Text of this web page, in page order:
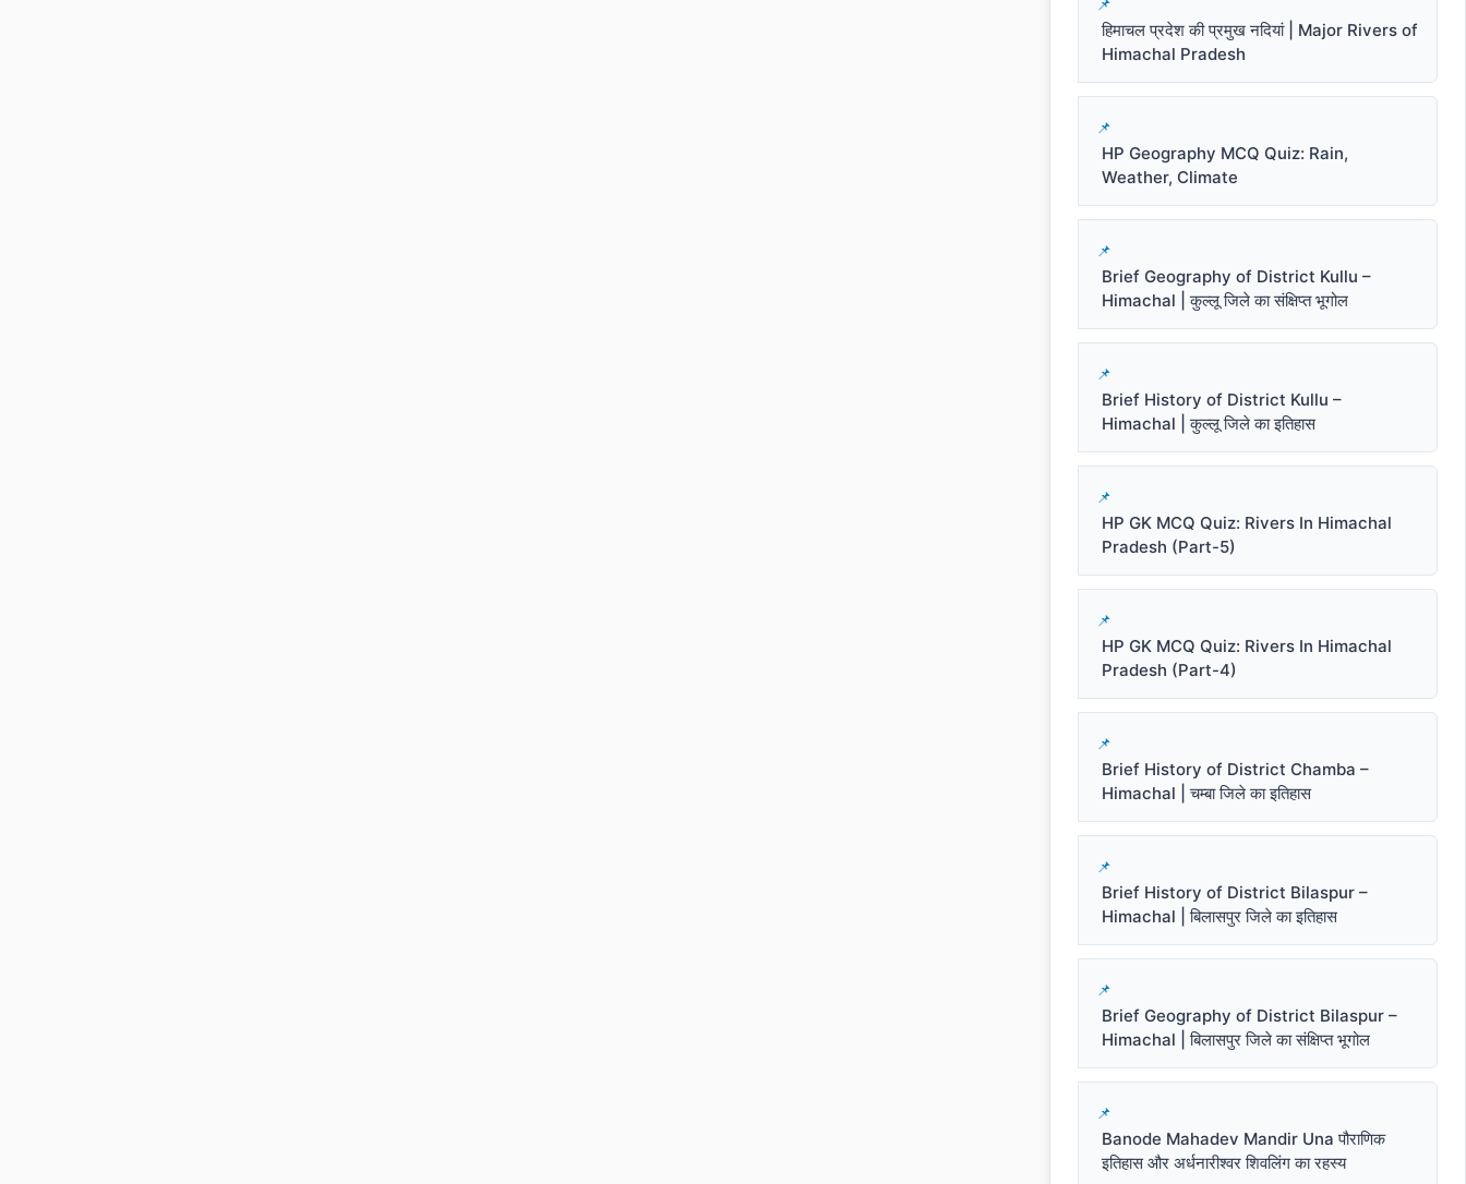
हिमाचल प्रदेश की प्रमुख नदियां | Major Rivers of
Himachal Pradesh
HP Geography MCQ Quiz: Rain,
Weather, Climate
Brief Geography of District Kullu –
Himachal | कुल्लू जिले का संक्षिप्त भूगोल
Brief History of District Kullu –
Himachal | कुल्लू जिले का इतिहास
HP GK MCQ Quiz: Rivers In Himachal
Pradesh (Part-5)
HP GK MCQ Quiz: Rivers In Himachal
Pradesh (Part-4)
Brief History of District Chamba –
Himachal | चम्बा जिले का इतिहास
Brief History of District Bilaspur –
Himachal | बिलासपुर जिले का इतिहास
Brief Geography of District Bilaspur –
Himachal | बिलासपुर जिले का संक्षिप्त भूगोल
Banode Mahadev Mandir Una पौराणिक
इतिहास और अर्धनारीश्वर शिवलिंग का रहस्य